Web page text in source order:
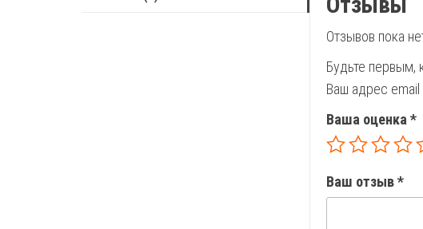
Отзывов пока
Будьте первым,
Ваш адрес email
Ваша оценка *
Ваш отзыв*